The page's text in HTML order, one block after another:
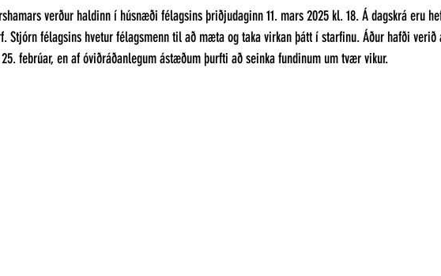
verður haldinn í húsnæði félagsins þriðjudaginn 11. mars 2025 kl. 18. Á dagskrá eru
Stjórn félagsins hvetur félagsmenn til að mæta og taka virkan þátt í starfinu. Áður hafði verið
febrúar, en af óviðráðanlegum ástæðum þurfti að seinka fundinum um tvær vikur.